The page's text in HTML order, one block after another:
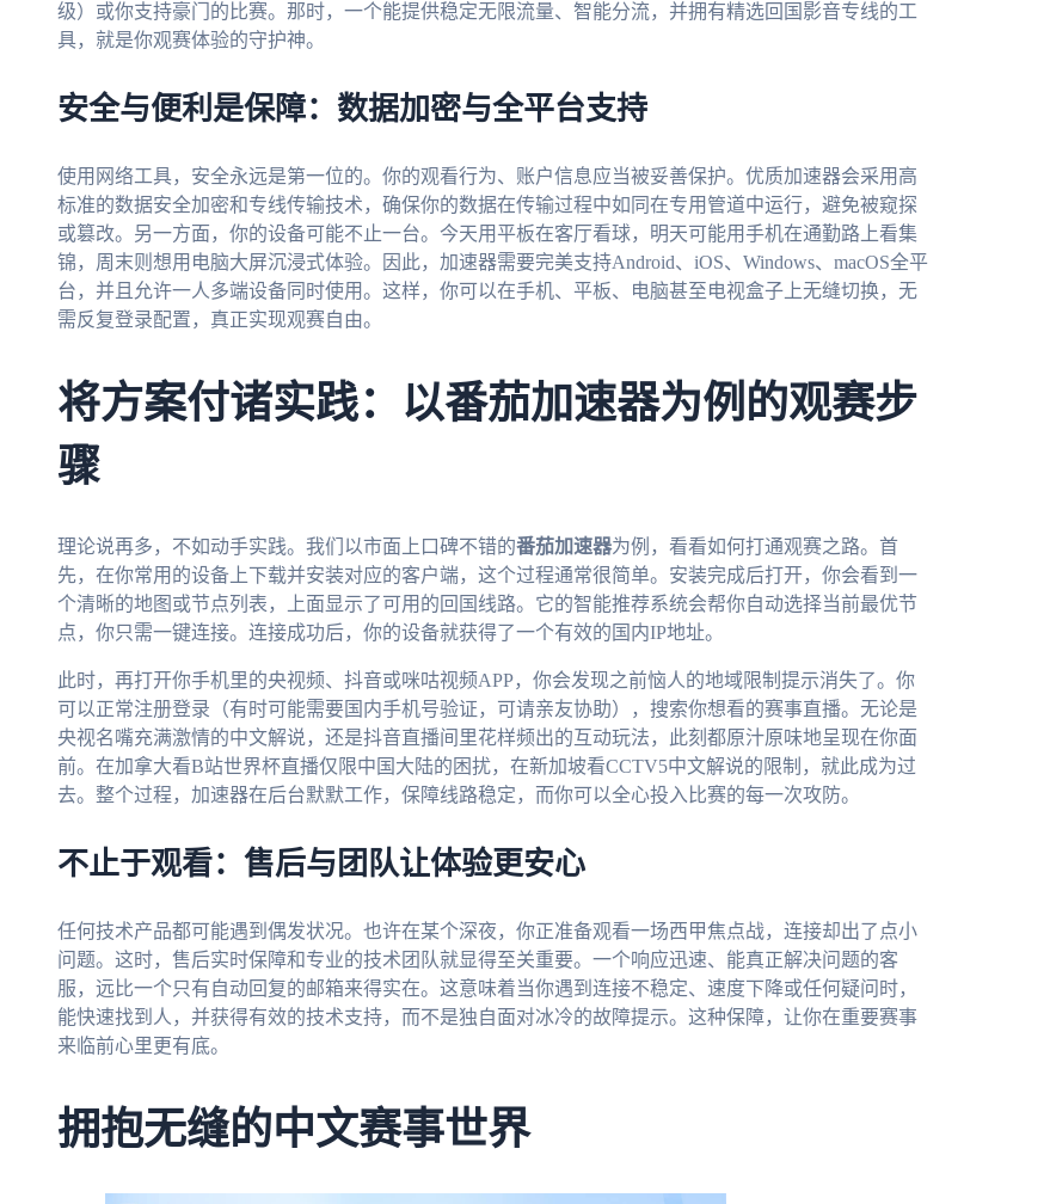
级）或你支持豪门的比赛。那时，一个能提供稳定无限流量、智能分流，并拥有精选回国影音专线的工
具，就是你观赛体验的守护神。
安全与便利是保障：数据加密与全平台支持
使用网络工具，安全永远是第一位的。你的观看行为、账户信息应当被妥善保护。优质加速器会采用高
标准的数据安全加密和专线传输技术，确保你的数据在传输过程中如同在专用管道中运行，避免被窥探
或篡改。另一方面，你的设备可能不止一台。今天用平板在客厅看球，明天可能用手机在通勤路上看集
锦，周末则想用电脑大屏沉浸式体验。因此，加速器需要完美支持Android、iOS、Windows、macOS全平
台，并且允许一人多端设备同时使用。这样，你可以在手机、平板、电脑甚至电视盒子上无缝切换，无
需反复登录配置，真正实现观赛自由。
将方案付诸实践：以番茄加速器为例的观赛步
骤
理论说再多，不如动手实践。我们以市面上口碑不错的番茄加速器为例，看看如何打通观赛之路。首
先，在你常用的设备上下载并安装对应的客户端，这个过程通常很简单。安装完成后打开，你会看到一
个清晰的地图或节点列表，上面显示了可用的回国线路。它的智能推荐系统会帮你自动选择当前最优节
点，你只需一键连接。连接成功后，你的设备就获得了一个有效的国内IP地址。
此时，再打开你手机里的央视频、抖音或咪咕视频APP，你会发现之前恼人的地域限制提示消失了。你
可以正常注册登录（有时可能需要国内手机号验证，可请亲友协助），搜索你想看的赛事直播。无论是
央视名嘴充满激情的中文解说，还是抖音直播间里花样频出的互动玩法，此刻都原汁原味地呈现在你面
前。在加拿大看B站世界杯直播仅限中国大陆的困扰，在新加坡看CCTV5中文解说的限制，就此成为过
去。整个过程，加速器在后台默默工作，保障线路稳定，而你可以全心投入比赛的每一次攻防。
不止于观看：售后与团队让体验更安心
任何技术产品都可能遇到偶发状况。也许在某个深夜，你正准备观看一场西甲焦点战，连接却出了点小
问题。这时，售后实时保障和专业的技术团队就显得至关重要。一个响应迅速、能真正解决问题的客
服，远比一个只有自动回复的邮箱来得实在。这意味着当你遇到连接不稳定、速度下降或任何疑问时，
能快速找到人，并获得有效的技术支持，而不是独自面对冰冷的故障提示。这种保障，让你在重要赛事
来临前心里更有底。
拥抱无缝的中文赛事世界